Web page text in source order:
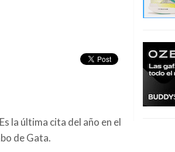
la última cita del año en el
de Gata.